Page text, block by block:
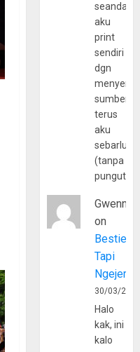
aku
print
sendiri
dgn
sumber
terus
aku
(tanpa
Gwenny
on
Bestie
Tapi
30/03/
Halo
kak, ini
kalo